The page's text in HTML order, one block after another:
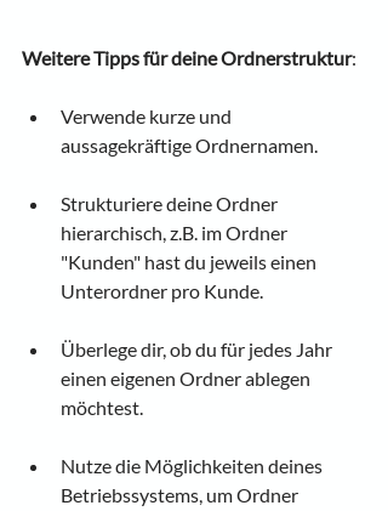
Weitere Tipps für deine Ordnerstruktur:
Verwende kurze und
aussagekräftige Ordnernamen.
Strukturiere deine Ordner
hierarchisch, z.B. im Ordner
"Kunden" hast du jeweils einen
Unterordner pro Kunde.
Überlege dir, ob du für jedes Jahr
einen eigenen Ordner ablegen
möchtest.
Nutze die Möglichkeiten deines
Betriebssystems, um Ordner